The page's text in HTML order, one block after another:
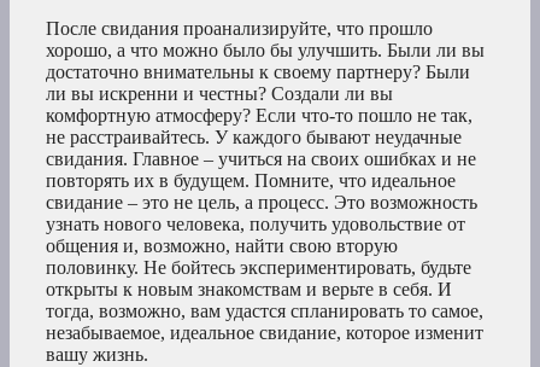
После свидания проанализируйте, что прошло
хорошо, а что можно было бы улучшить. Были ли вы
достаточно внимательны к своему партнеру? Были
ли вы искренни и честны? Создали ли вы
комфортную атмосферу? Если что-то пошло не так,
не расстраивайтесь. У каждого бывают неудачные
свидания. Главное – учиться на своих ошибках и не
повторять их в будущем. Помните, что идеальное
свидание – это не цель, а процесс. Это возможность
узнать нового человека, получить удовольствие от
общения и, возможно, найти свою вторую
половинку. Не бойтесь экспериментировать, будьте
открыты к новым знакомствам и верьте в себя. И
тогда, возможно, вам удастся спланировать то самое,
незабываемое, идеальное свидание, которое изменит
вашу жизнь.